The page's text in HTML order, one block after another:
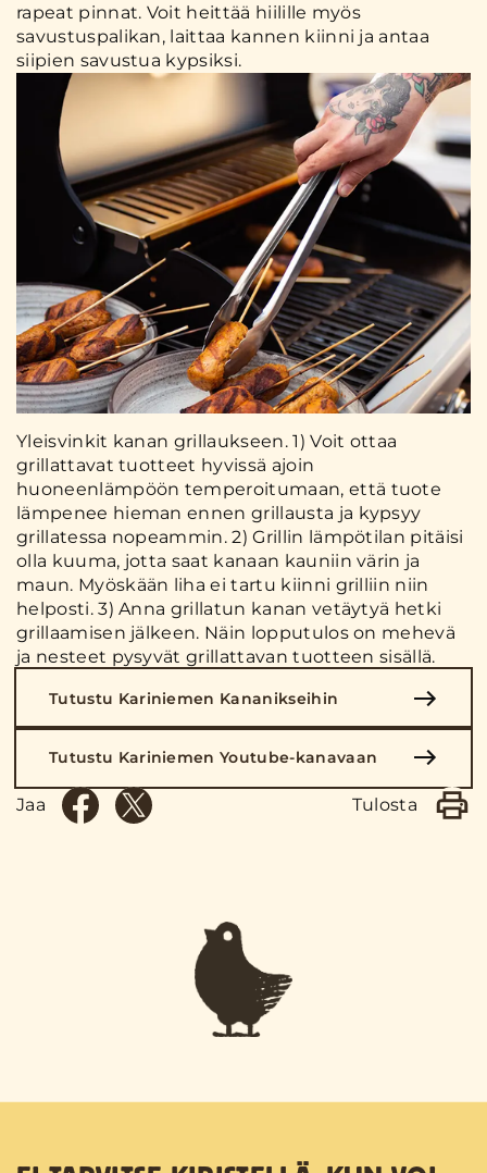
rapeat pinnat. Voit heittää hiilille myös
savustuspalikan, laittaa kannen kiinni ja antaa
siipien savustua kypsiksi.
Yleisvinkit kanan grillaukseen. 1) Voit ottaa
grillattavat tuotteet hyvissä ajoin
huoneenlämpöön temperoitumaan, että tuote
lämpenee hieman ennen grillausta ja kypsyy
grillatessa nopeammin. 2) Grillin lämpötilan pitäisi
olla kuuma, jotta saat kanaan kauniin värin ja
maun. Myöskään liha ei tartu kiinni grilliin niin
helposti. 3) Anna grillatun kanan vetäytyä hetki
grillaamisen jälkeen. Näin lopputulos on mehevä
ja nesteet pysyvät grillattavan tuotteen sisällä.
Tutustu Kariniemen Kananikseihin
Tutustu Kariniemen Youtube-kanavaan
Jaa Tulosta